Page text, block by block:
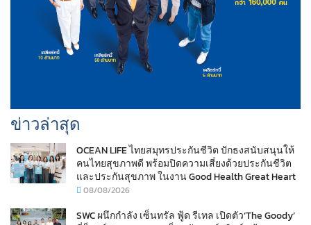
ข่าวล่าสุด
OCEAN LIFE ไทยสมุทรประกันชีวิต ปักธงสนับสนุนให้
คนไทยสุขภาพดี พร้อมปิดความเสี่ยงด้วยประกันชีวิต
และประกันสุขภาพ ในงาน Good Health Great Heart
08/08/2026
SWC ผนึกกำลัง เซ็นทรัล ฟู้ด รีเทล เปิดตัว‘The Goody’